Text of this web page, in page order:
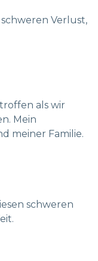
Verlust,
als wir
Mein
meiner Familie.
schweren